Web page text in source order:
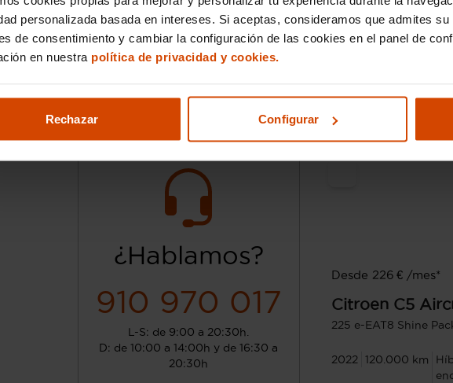
personalizada basada en intereses. Si aceptas, consideramos que admites
de consentimiento y cambiar la configuración de las cookies en el panel de
en nuestra política de privacidad y cookies.
Rechazar Configurar
enchufable
Green Madrid
Sant Boi de
¿Hablamos?
910 970 017
L-S: de 9:00 a 20:30h.
D: de 10:00 a 14:00h y de 16:30 a
20:30h
Desde 226 € /mes*
Citroen C5
225 e-EAT8 Shine
2022 120.000 km